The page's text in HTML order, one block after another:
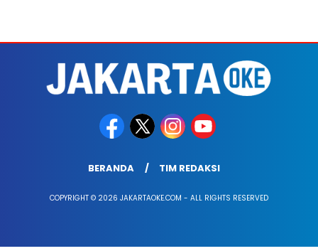
BERANDA TIM REDAKSI
COPYRIGHT © 2026 JAKARTAOKE.COM - ALL RIGHTS RESERVED